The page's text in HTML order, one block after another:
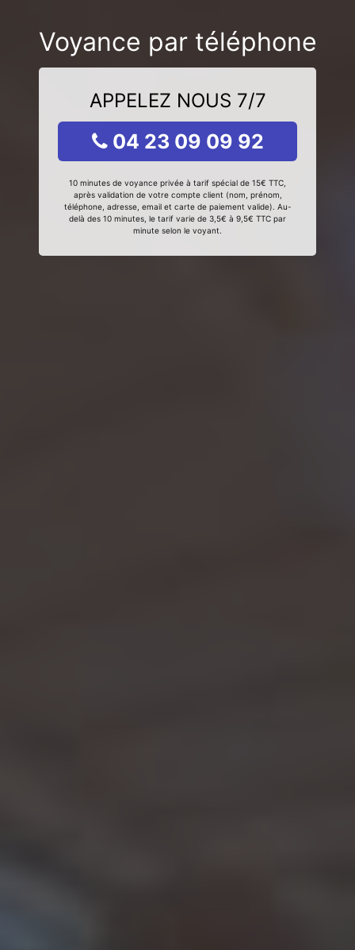
Voyance par téléphone
APPELEZ NOUS 7/7
04 23 09 09 92
10 minutes de voyance privée à tarif spécial de 15€ TTC,
après validation de votre compte client (nom, prénom,
téléphone, adresse, email et carte de paiement valide). Au-
delà des 10 minutes, le tarif varie de 3,5€ à 9,5€ TTC par
minute selon le voyant.